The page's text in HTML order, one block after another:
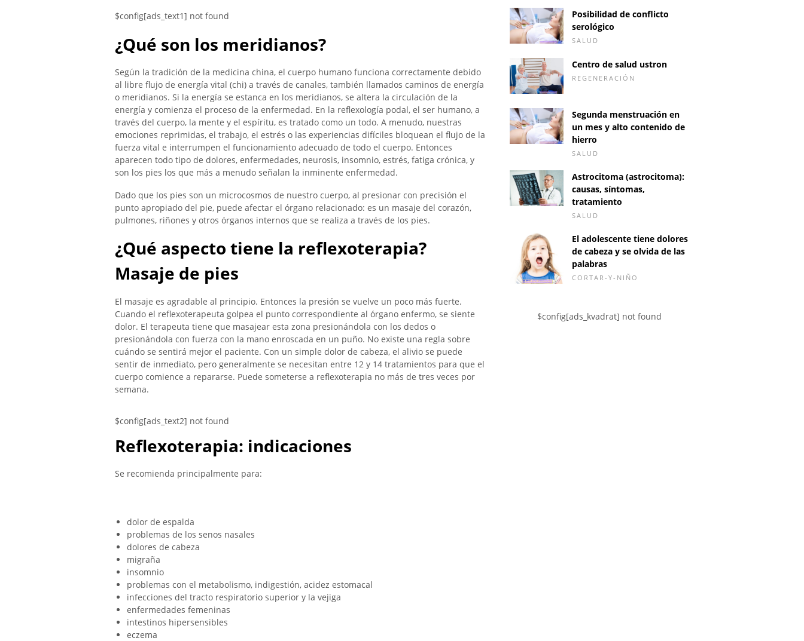
$config[ads_text1] not found
¿Qué son los meridianos?
Según la tradición de la medicina china, el cuerpo humano funciona correctamente debido
al libre flujo de energía vital (chi) a través de canales, también llamados caminos de energía
o meridianos. Si la energía se estanca en los meridianos, se altera la circulación de la
energía y comienza el proceso de la enfermedad. En la reflexología podal, el ser humano, a
través del cuerpo, la mente y el espíritu, es tratado como un todo. A menudo, nuestras
emociones reprimidas, el trabajo, el estrés o las experiencias difíciles bloquean el flujo de la
fuerza vital e interrumpen el funcionamiento adecuado de todo el cuerpo. Entonces
aparecen todo tipo de dolores, enfermedades, neurosis, insomnio, estrés, fatiga crónica, y
son los pies los que más a menudo señalan la inminente enfermedad.
Dado que los pies son un microcosmos de nuestro cuerpo, al presionar con precisión el
punto apropiado del pie, puede afectar el órgano relacionado: es un masaje del corazón,
pulmones, riñones y otros órganos internos que se realiza a través de los pies.
¿Qué aspecto tiene la reflexoterapia?
Masaje de pies
El masaje es agradable al principio. Entonces la presión se vuelve un poco más fuerte.
Cuando el reflexoterapeuta golpea el punto correspondiente al órgano enfermo, se siente
dolor. El terapeuta tiene que masajear esta zona presionándola con los dedos o
presionándola con fuerza con la mano enroscada en un puño. No existe una regla sobre
cuándo se sentirá mejor el paciente. Con un simple dolor de cabeza, el alivio se puede
sentir de inmediato, pero generalmente se necesitan entre 12 y 14 tratamientos para que el
cuerpo comience a repararse. Puede someterse a reflexoterapia no más de tres veces por
semana.
$config[ads_text2] not found
Reflexoterapia: indicaciones
Se recomienda principalmente para:
dolor de espalda
problemas de los senos nasales
dolores de cabeza
migraña
insomnio
problemas con el metabolismo, indigestión, acidez estomacal
infecciones del tracto respiratorio superior y la vejiga
enfermedades femeninas
intestinos hipersensibles
eczema
Posibilidad de conflicto
serológico
SALUD
Centro de salud ustron
REGENERACIÓN
Segunda menstruación en
un mes y alto contenido de
hierro
SALUD
Astrocitoma (astrocitoma):
causas, síntomas,
tratamiento
SALUD
El adolescente tiene dolores
de cabeza y se olvida de las
palabras
CORTAR-Y-NIÑO
$config[ads_kvadrat] not found